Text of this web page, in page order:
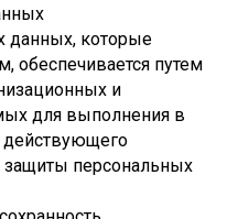
данных, которые
обеспечивается путем
и
для выполнения в
защиты персональных